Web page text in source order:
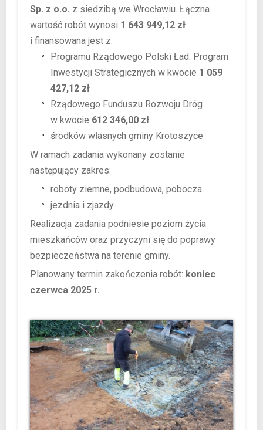
Sp. z o.o. z siedzibą we Wrocławiu. Łączna
wartość robót wynosi 1 643 949,12 zł
i finansowana jest z:
Programu Rządowego Polski Ład: Program
Inwestycji Strategicznych w kwocie 1 059
427,12 zł
Rządowego Funduszu Rozwoju Dróg
w kwocie 612 346,00 zł
środków własnych gminy Krotoszyce
W ramach zadania wykonany zostanie
następujący zakres:
roboty ziemne, podbudowa, pobocza
jezdnia i zjazdy
Realizacja zadania podniesie poziom życia
mieszkańców oraz przyczyni się do poprawy
bezpieczeństwa na terenie gminy.
Planowany termin zakończenia robót: koniec
czerwca 2025 r.